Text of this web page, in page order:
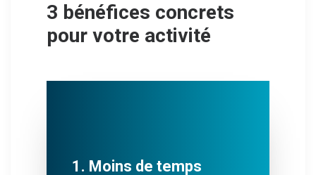
3 bénéfices concrets
pour votre activité
1. Moins de temps